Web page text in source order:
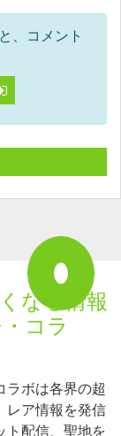
、コメント
なる情報
コラ
ラボは各界の超
レア情報を発信
ト配信、聖地を